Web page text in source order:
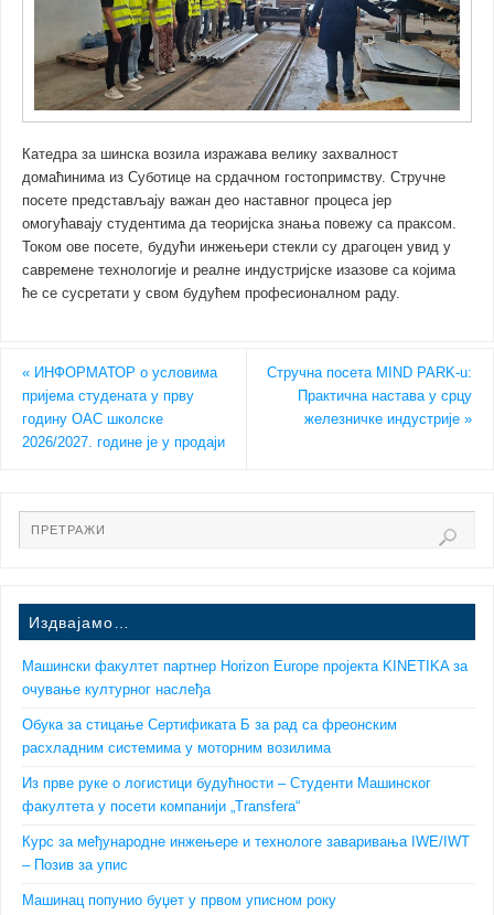
Катедра за шинска возила изражава велику захвалност
домаћинима из Суботице на срдачном гостопримству. Стручне
посете представљају важан део наставног процеса јер
омогућавају студентима да теоријска знања повежу са праксом.
Током ове посете, будући инжењери стекли су драгоцен увид у
савремене технологије и реалне индустријске изазове са којима
ће се сусретати у свом будућем професионалном раду.
«ИНФОРМАТОР o условима
пријема студената у прву
годину ОАС школске
2026/2027. године је у продаји
Стручна посета MIND PARK-u:
Практична настава у срцу
железничке индустрије»
Издвајамо…
Машински факултет партнер Horizon Europe пројекта KINETIKA за
очување културног наслеђа
Обука за стицање Сертификата Б за рад са фреонским
расхладним системима у моторним возилима
Из прве руке о логистици будућности – Студенти Машинског
факултета у посети компанији „Transfera“
Курс за међународне инжењере и технологе заваривања IWE/IWT
– Позив за упис
Машинац попунио буџет у првом уписном року